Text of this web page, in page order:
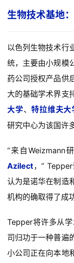
生物技术基地
以色列生物技术行
统，主要由小规模
药公司授权产品供
大的基础学术界支
大学、特拉维夫大
研究中心为该国许
“来自Weizmann
Azilect，”
认为是诺华在制造
机构的确取得了成
Tepper将许多从
司归功于一种普遍
小公司正在向本地